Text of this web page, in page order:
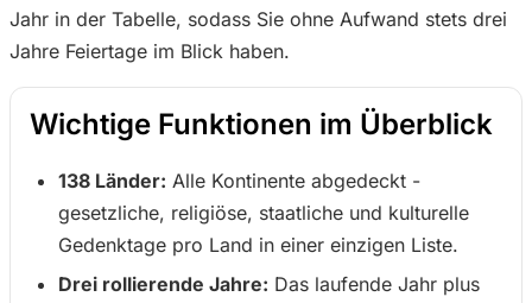
Jahr in der Tabelle, sodass Sie ohne Aufwand stets drei
Jahre Feiertage im Blick haben.
Wichtige Funktionen im Überblick
138 Länder: Alle Kontinente abgedeckt -
gesetzliche, religiöse, staatliche und kulturelle
Gedenktage pro Land in einer einzigen Liste.
Drei rollierende Jahre: Das laufende Jahr plus